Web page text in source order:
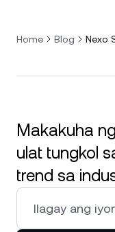
Home Blog Nexo
Makakuha
ulat tungkol
trend sa